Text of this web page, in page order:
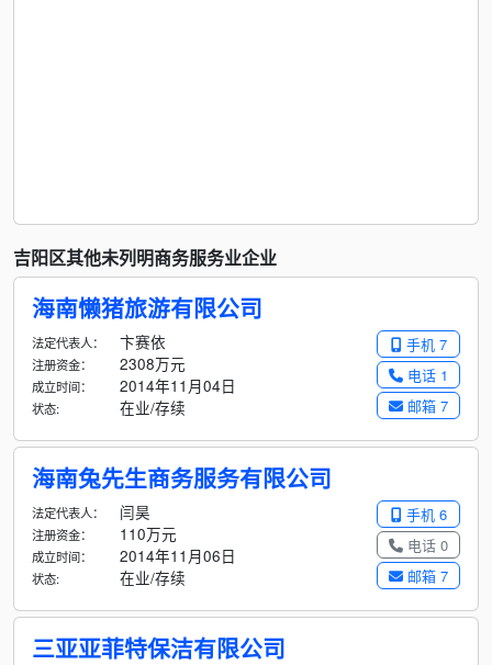
吉阳区其他未列明商务服务业企业
海南懒猪旅游有限公司
手机 7
电话 1
邮箱 7
法定代表人： 卞赛依
注册资金： 2308万元
成立时间： 2014年11月04日
状态: 在业/存续
海南兔先生商务服务有限公司
手机 6
电话 0
邮箱 7
法定代表人： 闫昊
注册资金： 110万元
成立时间： 2014年11月06日
状态: 在业/存续
三亚亚菲特保洁有限公司